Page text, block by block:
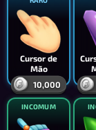
Cursor de
Mão
10,000
INCOMUM